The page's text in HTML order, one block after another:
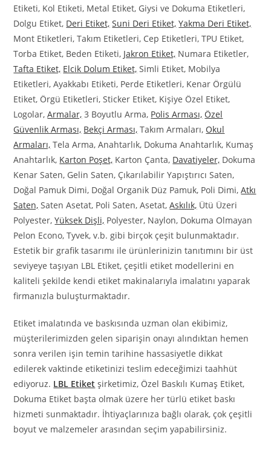
Etiketi, Kol Etiketi, Metal Etiket, Giysi ve Dokuma Etiketleri,
Dolgu Etiket, Deri Etiket, Suni Deri Etiket, Yakma Deri Etiket,
Mont Etiketleri, Takım Etiketleri, Cep Etiketleri, TPU Etiket,
Torba Etiket, Beden Etiketi, Jakron Etiket, Numara Etiketler,
Tafta Etiket, Elcik Dolum Etiket, Simli Etiket, Mobilya
Etiketleri, Ayakkabı Etiketi, Perde Etiketleri, Kenar Örgülü
Etiket, Örgü Etiketleri, Sticker Etiket, Kişiye Özel Etiket,
Logolar,Armalar, 3 Boyutlu Arma, Polis Arması, Özel
Güvenlik Arması, Bekçi Arması, Takım Armaları, Okul
Armaları, Tela Arma, Anahtarlık, Dokuma Anahtarlık, Kumaş
Anahtarlık, Karton Poşet, Karton Çanta, Davatiyeler, Dokuma
Kenar Saten, Gelin Saten, Çıkarılabilir Yapıştırıcı Saten,
Doğal Pamuk Dimi, Doğal Organik Düz Pamuk, Poli Dimi,Atkı
Saten, Saten Asetat, Poli Saten, Asetat,Askılık, Ütü Üzeri
Polyester,Yüksek Dişli, Polyester, Naylon, Dokuma Olmayan
Pelon Econo, Tyvek, v.b. gibi birçok çeşit bulunmaktadır.
Estetik bir grafik tasarımı ile ürünlerinizin tanıtımını bir üst
seviyeye taşıyan LBL Etiket, çeşitli etiket modellerini en
kaliteli şekilde kendi etiket makinalarıyla imalatını yaparak
firmanızla buluşturmaktadır.
Etiket imalatında ve baskısında uzman olan ekibimiz,
müşterilerimizden gelen siparişin onayı alındıktan hemen
sonra verilen işin temin tarihine hassasiyetle dikkat
edilerek vaktinde etiketinizi teslim edeceğimizi taahhüt
ediyoruz. LBL Etiket şirketimiz, Özel Baskılı Kumaş Etiket,
Dokuma Etiket başta olmak üzere her türlü etiket baskı
hizmeti sunmaktadır. İhtiyaçlarınıza bağlı olarak, çok çeşitli
boyut ve malzemeler arasından seçim yapabilirsiniz.